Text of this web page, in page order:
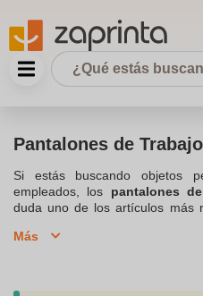
Pantalones de
Si estás buscando objetos
empleados, los pantalones
duda uno de los artículos más
desempeñar. Si eres
te dará visibilidad
Más